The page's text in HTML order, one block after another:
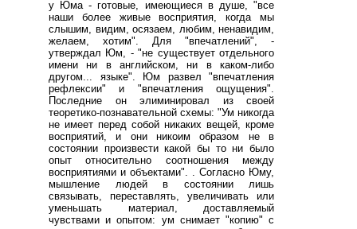
у Юма - готовые, имеющиеся в душе, "все
наши более живые восприятия, когда мы
слышим, видим, осязаем, любим, ненавидим,
желаем, хотим". Для "впечатлений", -
утверждал Юм, - "не существует отдельного
имени ни в английском, ни в каком-либо
другом... языке". Юм развел "впечатления
рефлексии" и "впечатления ощущения".
Последние он элиминировал из своей
теоретико-познавательной схемы: "Ум никогда
не имеет перед собой никаких вещей, кроме
восприятий, и они никоим образом не в
состоянии произвести какой бы то ни было
опыт относительно соотношения между
восприятиями и объектами". . Согласно Юму,
мышление людей в состоянии лишь
связывать, переставлять, увеличивать или
уменьшать материал, доставляемый
чувствами и опытом: ум снимает "копию" с